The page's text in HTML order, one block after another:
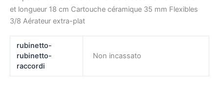
et longueur 18 cm Cartouche céramique 35 mm Flexibles
3/8 Aérateur extra-plat
rubinetto-
rubinetto-
raccordi
Non incassato